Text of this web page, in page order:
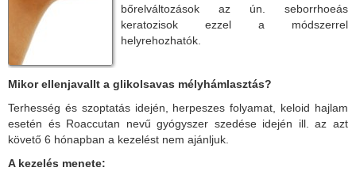
bőrelváltozások az ún. seborrhoeás
keratozisok ezzel a módszerrel
helyrehozhatók.
Mikor ellenjavallt a glikolsavas mélyhámlasztás?
Terhesség és szoptatás idején, herpeszes folyamat, keloid hajlam
esetén és Roaccutan nevű gyógyszer szedése idején ill. az azt
követő 6 hónapban a kezelést nem ajánljuk.
A kezelés menete: